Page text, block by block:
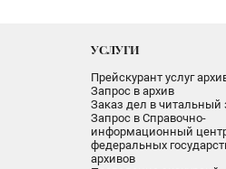
УСЛУГИ
Прейскурант услуг
Запрос в архив
Заказ дел в читальный
Запрос в Справочно-
информационный
федеральных
архивов